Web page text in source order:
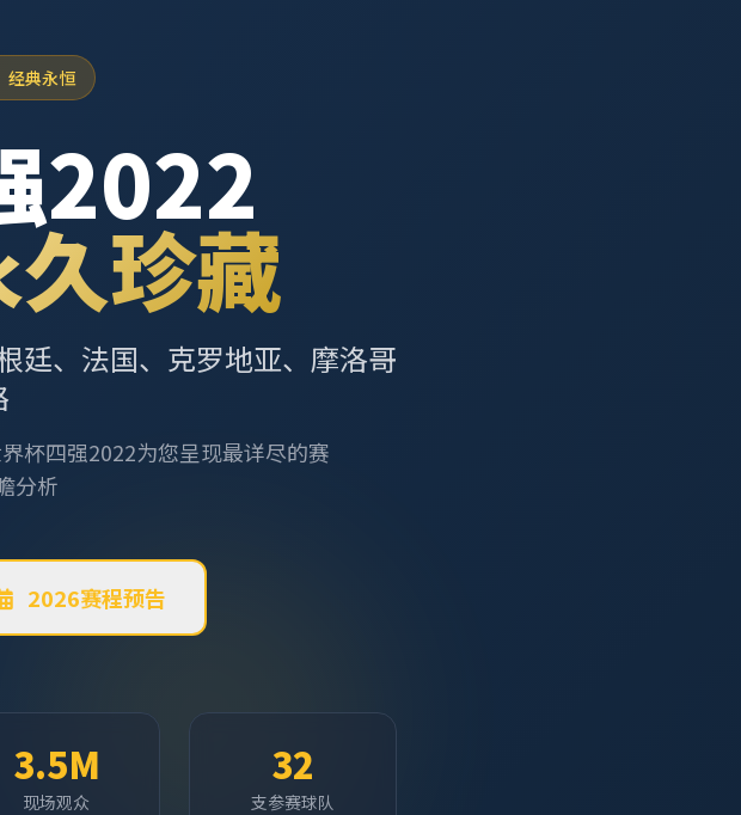
经典永恒
2022
珍藏
廷、法国、克罗地亚、摩洛哥
杯四强2022为您呈现最详尽的赛
分析
2026赛程预告
3.5M
现场观众
32
支参赛球队